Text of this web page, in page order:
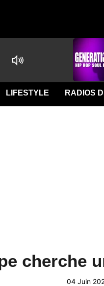
LIFESTYLE RADIOS
cherche
04 Juin